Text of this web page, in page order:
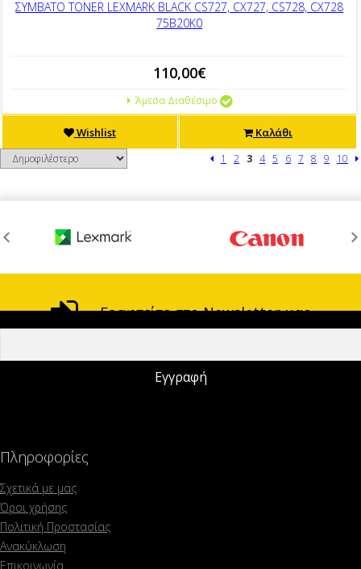
ΣΥΜΒΑΤΟ TONER LEXMARK BLACK CS727, CX727, CS728, CX728
75B20K0
110,00€
Άμεσα Διαθέσιμο
Wishlist Καλάθι
1 2 3 4 5 6 7 8 9 10
Γραφτείτε στο Newsletter μας
Πληροφορίες
Σχετικά με μας
Όροι χρήσης
Πολιτική Προστασίας
Ανακύκλωση
Επικοινωνία